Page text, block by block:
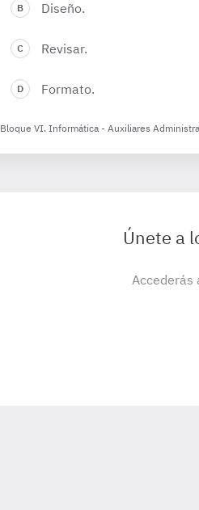
Diseño.
Revisar.
Formato.
Bloque VI. Informática - Auxiliares
Únete a
Accederás